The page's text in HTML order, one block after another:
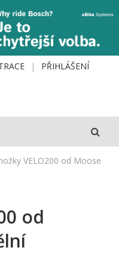
PŘIHLÁŠENÍ
VELO200 od Moose
od